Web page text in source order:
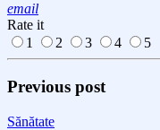
email
Rate it
1
2 3 4 5
Previous post
Sănătate